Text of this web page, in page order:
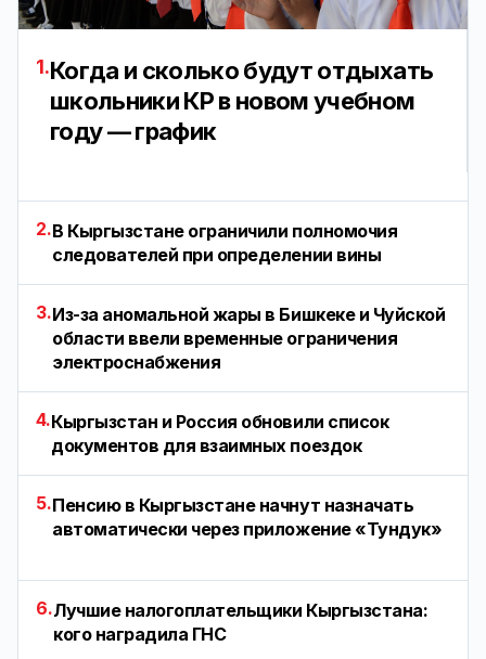
1.Когда и сколько будут отдыхать
школьники КР в новом учебном
году — график
2.В Кыргызстане ограничили полномочия
следователей при определении вины
3.Из-за аномальной жары в Бишкеке и Чуйской
области ввели временные ограничения
электроснабжения
4.Кыргызстан и Россия обновили список
документов для взаимных поездок
5.Пенсию в Кыргызстане начнут назначать
автоматически через приложение «Тундук»
6.Лучшие налогоплательщики Кыргызстана:
кого наградила ГНС